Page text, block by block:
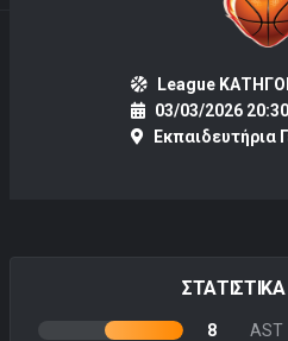
League
03/03/2026 20:30
Εκπαιδευτήρια
8 AST